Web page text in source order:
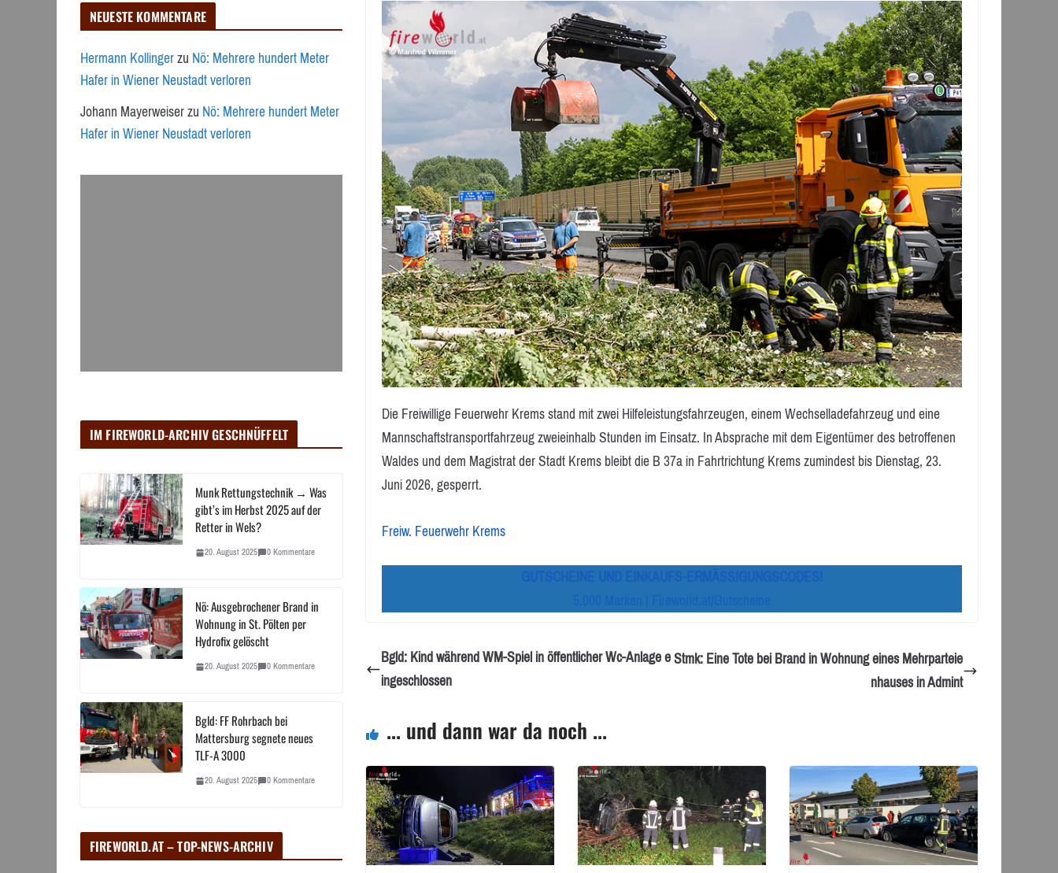
Die Freiwillige Feuerwehr Krems stand mit zwei Hilfeleistungsfahrzeugen, einem Wechselladefahrzeug und eine
Mannschaftstransportfahrzeug zweieinhalb Stunden im Einsatz. In Absprache mit dem Eigentümer des betroffenen
Waldes und dem Magistrat der Stadt Krems bleibt die B 37a in Fahrtrichtung Krems zumindest bis Dienstag, 23.
Juni 2026, gesperrt.
Freiw. Feuerwehr Krems
Bgld: Kind während WM-Spiel in öffentlicher Wc-Anlage e
ingeschlossen
Stmk: Eine Tote bei Brand in Wohnung eines Mehrparteie
nhauses in Admint
... und dann war da noch ...
NEUESTE KOMMENTARE
Hermann KollingerzuNö: Mehrere hundert Meter
Hafer in Wiener Neustadt verloren
Johann MayerweiserzuNö: Mehrere hundert Meter
Hafer in Wiener Neustadt verloren
IM FIREWORLD-ARCHIV GESCHNÜFFELT
Munk Rettungstechnik → Was
gibt’s im Herbst 2025 auf der
Retter in Wels?
20. August 2025 0 Kommentare
Nö: Ausgebrochener Brand in
Wohnung in St. Pölten per
Hydrofix gelöscht
20. August 2025 0 Kommentare
Bgld: FF Rohrbach bei
Mattersburg segnete neues
TLF-A 3000
20. August 2025 0 Kommentare
FIREWORLD.AT – TOP-NEWS-ARCHIV